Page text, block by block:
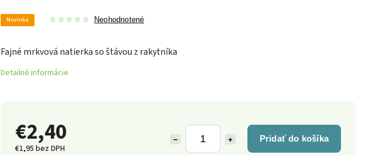
€2,40
€1,95 bez DPH
+
− Pridať do košíka
Novinka Neohodnotené
Fajné mrkvová natierka so štávou z rakytníka
Detailné informácie